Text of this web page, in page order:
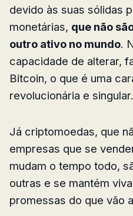
devido às suas sólidas
monetárias, que não
outro ativo no mundo.
capacidade de alterar,
Bitcoin, o que é uma
revolucionária e singular.
Já criptomoedas, que
empresas que se
mudam o tempo todo,
outras e se mantém
promessas do que vão